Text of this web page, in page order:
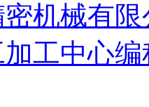
机械有限
加工中心